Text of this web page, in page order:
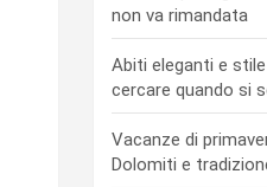
non va rimandata
Abiti eleganti e
cercare quando si
Vacanze di
Dolomiti e